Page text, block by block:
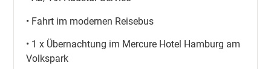
genießen Sie Ihre Busreise mit Musical in Hamburg in
vollen Zügen.
• Fahrt im modernen Reisebus
• 1 x Übernachtung im Mercure Hotel Hamburg am
Volkspark